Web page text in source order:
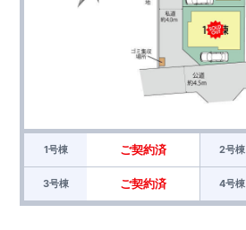
1号棟 ご契約済 2号棟
3号棟 ご契約済 4号棟